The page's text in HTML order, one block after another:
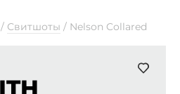
/ Свитшоты / Nelson Collared